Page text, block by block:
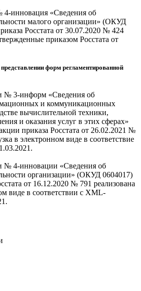
инновация «Сведения об
малого организации» (ОКУД
Росстата от 30.07.2020 № 424
приказом Росстата от
форм регламентированной
№ 3-информ «Сведения об
и коммуникационных
вычислительной техники,
и оказания услуг в этих сферах»
приказа Росстата от 26.02.2021 №
в электронном виде в соответствие
№ 4-инновации «Сведения об
организации» (ОКУД 0604017)
от 16.12.2020 № 791 реализована
виде в соответствии с XML-